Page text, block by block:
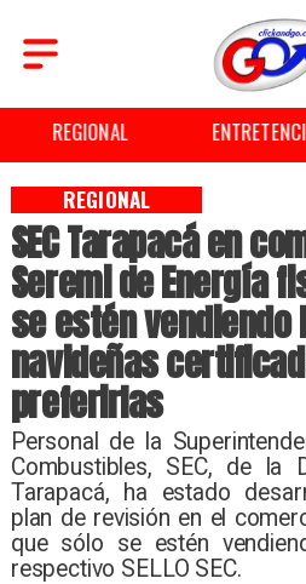
ENTRETENCIÓN
SEC Tarapacá en
Seremi de Energía
se estén vendiendo
navideñas
preferirlas
Personal de la
Combustibles, SEC, de la
Tarapacá, ha estado
plan de revisión en el
que sólo se estén
respectivo SELLO SEC. ​
REGIONAL